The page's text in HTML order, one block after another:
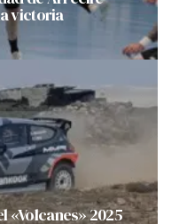
victoria
2025